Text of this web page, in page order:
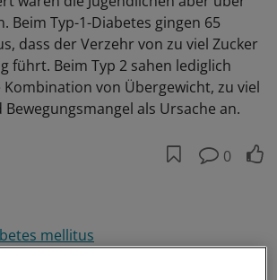
Beim Typ-1-Diabetes gingen 65
dass der Verzehr von zu viel Zucker
führt. Beim Typ 2 sahen lediglich
von Übergewicht, zu viel
als Ursache an.
0
mellitus